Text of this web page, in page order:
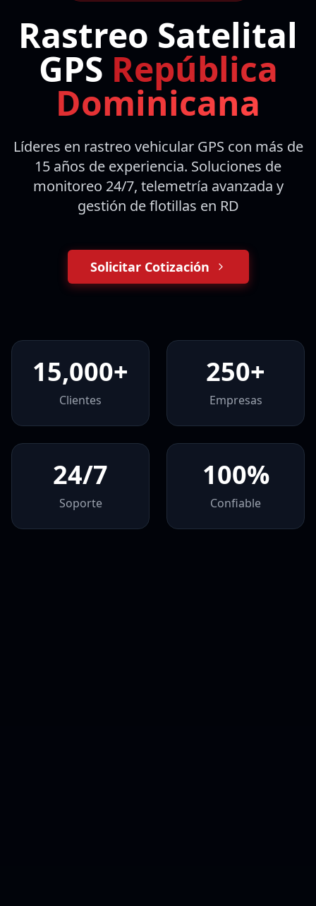
Rastreo Satelital
GPS República
Dominicana
Líderes en rastreo vehicular GPS con más de
15 años de experiencia. Soluciones de
monitoreo 24/7, telemetría avanzada y
gestión de flotillas en RD
Solicitar Cotización
15,000+
Clientes
250+
Empresas
24/7
Soporte
100%
Confiable